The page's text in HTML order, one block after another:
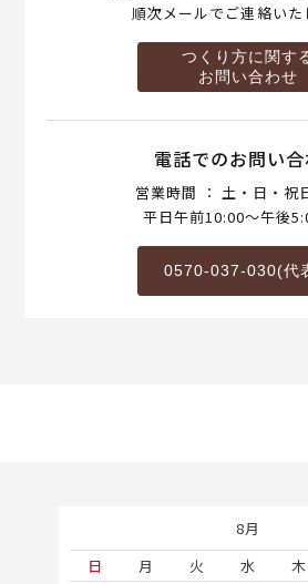
順次メールでご連絡いた
つくり方に関す
お問い合わせ
電話でのお問い
営業時間 ： 土・日・祝
平日午前10:00～午後
0570-037-030(代
8月
日
月 火 水 木